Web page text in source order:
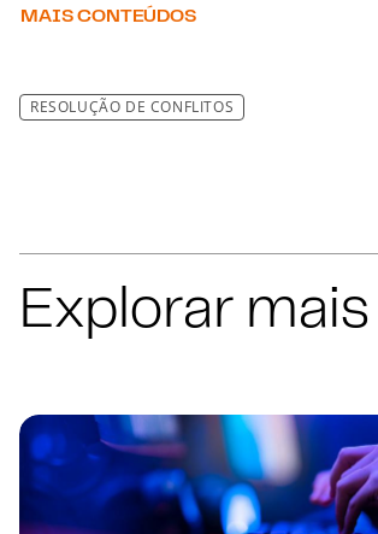
MAIS CONTEÚDOS
RESOLUÇÃO DE CONFLITOS
Explorar mais